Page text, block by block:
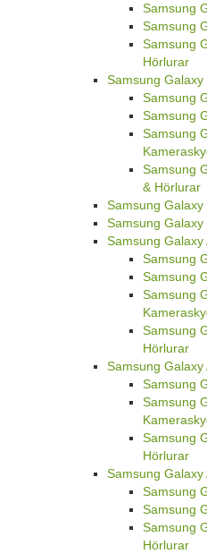
Samsung
Samsung
Samsung
Hörlurar
Samsung Galaxy
Samsung
Samsung
Samsung
Samsung
& Hörlurar
Samsung Galaxy
Samsung Galaxy
Samsung Galaxy
Samsung
Samsung
Samsung
Samsung
Hörlurar
Samsung Galaxy
Samsung
Samsung
Samsung
Hörlurar
Samsung Galaxy
Samsung
Samsung
Samsung
Hörlurar